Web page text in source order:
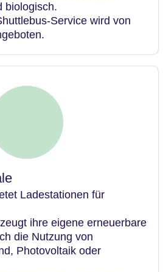
biologisch.
Service wird von
Ladestationen für
ihre eigene erneuerbare
die Nutzung von
Photovoltaik oder